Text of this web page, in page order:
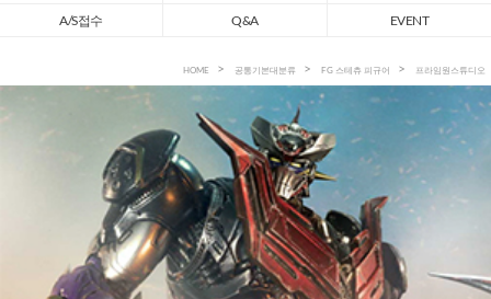
A/S접수
Q&A EVENT
HOME 공통기본대분류 FG 스테츄 피규어 프라임원스튜디오